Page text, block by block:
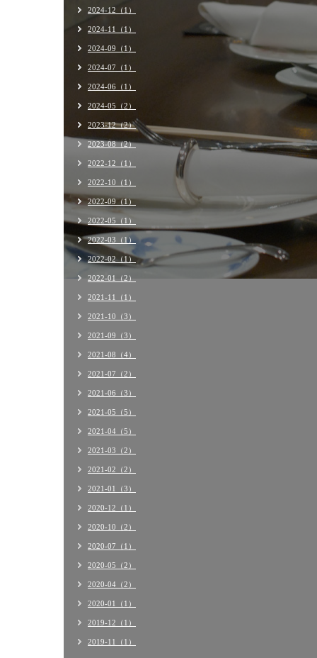
2024-12（1）
2024-11（1）
2024-09（1）
2024-07（1）
2024-06（1）
2024-05（2）
2023-12（2）
2023-08（2）
2022-12（1）
2022-10（1）
2022-09（1）
2022-05（1）
2022-03（1）
2022-02（1）
2022-01（2）
2021-11（1）
2021-10（3）
2021-09（3）
2021-08（4）
2021-07（2）
2021-06（3）
2021-05（5）
2021-04（5）
2021-03（2）
2021-02（2）
2021-01（3）
2020-12（1）
2020-10（2）
2020-07（1）
2020-05（2）
2020-04（2）
2020-01（1）
2019-12（1）
2019-11（1）